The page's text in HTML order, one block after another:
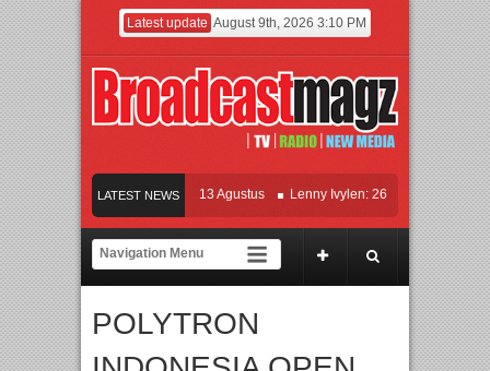
Latest update August 9th, 2026 3:10 PM
LATEST NEWS
MEJIK Siap Tayang 13 Agustus Lenny Ivylen: 26 Tahun Jaga Eksistensi
Agung Podomoro Jalin Kerja Sama Pendidikan dan Riset untuk Cetak
POLYTRON